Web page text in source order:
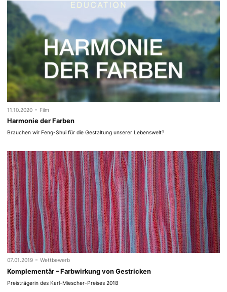
11.10.2020 - Film
Harmonie der Farben
Brauchen wir Feng-Shui für die Gestaltung unserer Lebenswelt?
07.01.2019 - Wettbewerb
Komplementär – Farbwirkung von Gestricken
Preisträgerin des Karl-Miescher-Preises 2018